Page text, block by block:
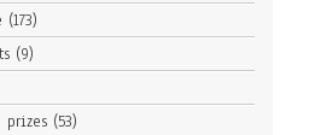
(173)
(9)
prizes (53)